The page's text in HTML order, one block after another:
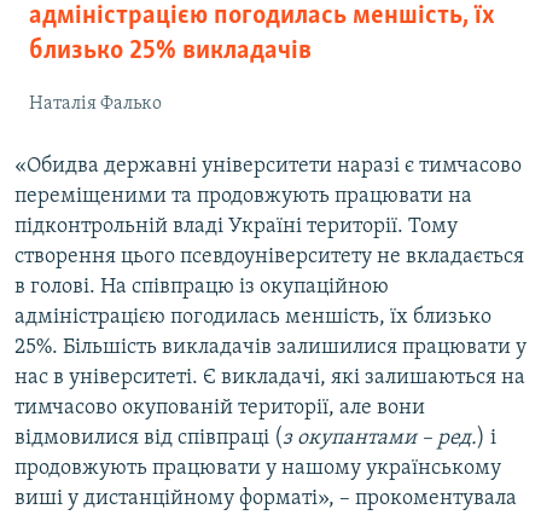
адміністрацією погодилась меншість, їх
близько 25% викладачів
Наталія Фалько
«Обидва державні університети наразі є тимчасово
переміщеними та продовжують працювати на
підконтрольній владі Україні території. Тому
створення цього псевдоуніверситету не вкладається
в голові. На співпрацю із окупаційною
адміністрацією погодилась меншість, їх близько
25%. Більшість викладачів залишилися працювати у
нас в університеті. Є викладачі, які залишаються на
тимчасово окупованій території, але вони
відмовилися від співпраці (з окупантами – ред.) і
продовжують працювати у нашому українському
виші у дистанційному форматі», – прокоментувала